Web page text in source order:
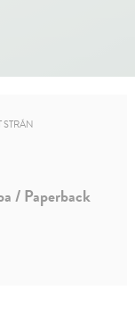
STRÁN
/ Paperback